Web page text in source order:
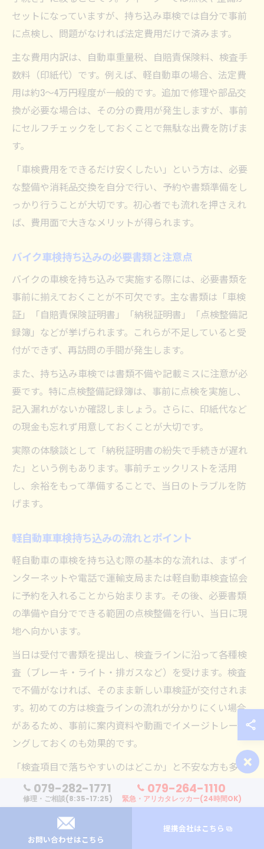
セットになっていますが、持ち込み車検では自分で事前
に点検し、問題がなければ法定費用だけで済みます。
主な費用内訳は、自動車重量税、自賠責保険料、検査手
数料（印紙代）です。例えば、軽自動車の場合、法定費
用は約3〜4万円程度が一般的です。追加で修理や部品交
換が必要な場合は、その分の費用が発生しますが、事前
にセルフチェックをしておくことで無駄な出費を防げま
す。
「車検費用をできるだけ安くしたい」という方は、必要
な整備や消耗品交換を自分で行い、予約や書類準備をし
っかり行うことが大切です。初心者でも流れを押さえれ
ば、費用面で大きなメリットが得られます。
バイク車検持ち込みの必要書類と注意点
バイクの車検を持ち込みで実施する際には、必要書類を
事前に揃えておくことが不可欠です。主な書類は「車検
証」「自賠責保険証明書」「納税証明書」「点検整備記
録簿」などが挙げられます。これらが不足していると受
付ができず、再訪問の手間が発生します。
また、持ち込み車検では書類不備や記載ミスに注意が必
要です。特に点検整備記録簿は、事前に点検を実施し、
記入漏れがないか確認しましょう。さらに、印紙代など
の現金も忘れず用意しておくことが大切です。
実際の体験談として「納税証明書の紛失で手続きが遅れ
た」という例もあります。事前チェックリストを活用
し、余裕をもって準備することで、当日のトラブルを防
げます。
軽自動車車検持ち込みの流れとポイント
軽自動車の車検を持ち込む際の基本的な流れは、まずイ
ンターネットや電話で運輸支局または軽自動車検査協会
に予約を入れることから始まります。その後、必要書類
の準備や自分でできる範囲の点検整備を行い、当日に現
地へ向かいます。
当日は受付で書類を提出し、検査ラインに沿って各種検
査（ブレーキ・ライト・排ガスなど）を受けます。検査
で不備がなければ、そのまま新しい車検証が交付されま
す。初めての方は検査ラインの流れが分かりにくい場合
があるため、事前に案内資料や動画でイメージトレーニ
ングしておくのも効果的です。
「検査項目で落ちやすいのはどこか」と不安な方も多い
ですが、特にライトの光量やブレーキの効き具合はよく
確認されます。事前点検でこれらに注意し、当日は余裕
を持って行動することが成功のコツです。
×
079-282-1771
修理・ご相談(8:35-17:25)
079-264-1110
緊急・アリカタレッカー(24時間OK)
お問い合わせはこちら
提携会社はこちら